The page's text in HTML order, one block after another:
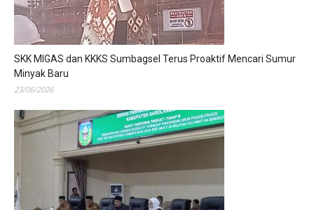
SKK MIGAS dan KKKS Sumbagsel Terus Proaktif Mencari Sumur
Minyak Baru
23/06/2026